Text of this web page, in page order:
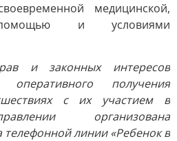
медицинской,
помощью и условиями
и законных интересов
оперативного получения
с их участием в
организована
телефонной линии «Ребенок в